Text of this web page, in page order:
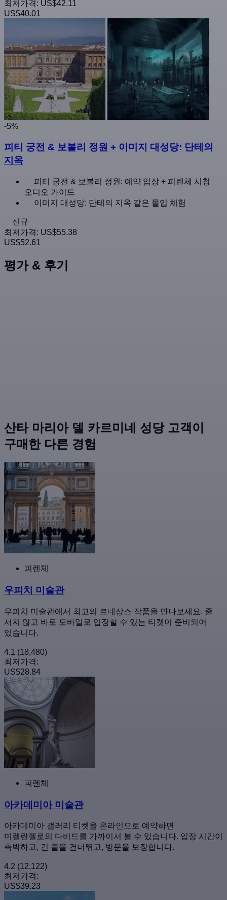
최저가격: US$42.11
US$40.01
-5%
피티 궁전 & 보볼리 정원 + 이미지 대성당: 단테의
지옥
피티 궁전 & 보볼리 정원: 예약 입장 + 피렌체 시청
오디오 가이드
이미지 대성당: 단테의 지옥 같은 몰입 체험
신규
최저가격: US$55.38
US$52.61
평가 & 후기
산타 마리아 델 카르미네 성당 고객이
구매한 다른 경험
피렌체
우피치 미술관
우피치 미술관에서 최고의 르네상스 작품을 만나보세요. 줄
서지 않고 바로 모바일로 입장할 수 있는 티켓이 준비되어
있습니다.
4.1 (18,480)
최저가격:
US$28.84
피렌체
아카데미아 미술관
아카데미아 갤러리 티켓을 온라인으로 예약하면
미켈란젤로의 다비드를 가까이서 볼 수 있습니다. 입장 시간이
촉박하고, 긴 줄을 건너뛰고, 방문을 보장합니다.
4.2 (12,122)
최저가격:
US$39.23